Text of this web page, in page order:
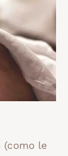
le